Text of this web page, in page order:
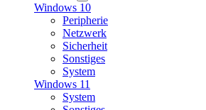
Windows 10
Peripherie
Netzwerk
Sicherheit
Sonstiges
System
Windows 11
System